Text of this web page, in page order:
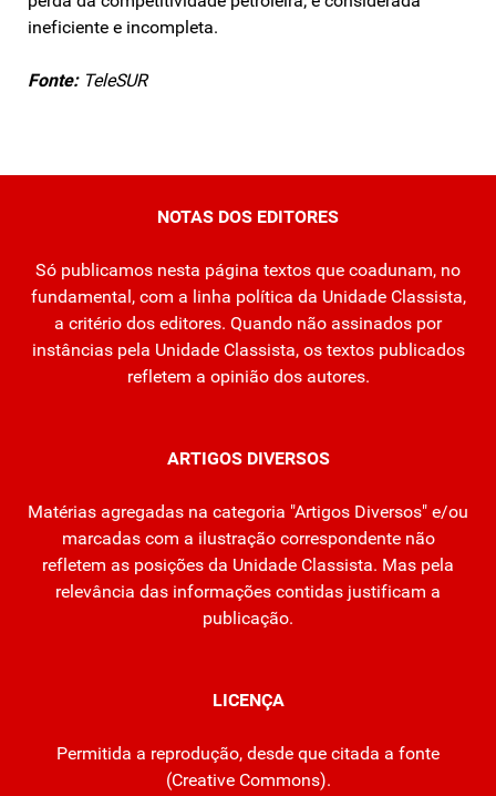
ineficiente e incompleta.
Fonte: TeleSUR
NOTAS DOS EDITORES
Só publicamos nesta página textos que coadunam, no
fundamental, com a linha política da Unidade Classista,
a critério dos editores. Quando não assinados por
instâncias pela Unidade Classista, os textos publicados
refletem a opinião dos autores.
ARTIGOS DIVERSOS
Matérias agregadas na categoria "Artigos Diversos" e/ou
marcadas com a ilustração correspondente não
refletem as posições da Unidade Classista. Mas pela
relevância das informações contidas justificam a
publicação.
LICENÇA
Permitida a reprodução, desde que citada a fonte
(Creative Commons).